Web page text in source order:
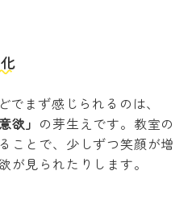
でまず感じられるのは、
欲」 の芽生えです。教室の
ことで、少しずつ笑顔が増
が見られたりします。